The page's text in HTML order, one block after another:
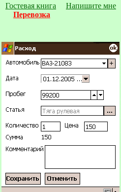
Гостевая книга Напишите мне
Перевозка